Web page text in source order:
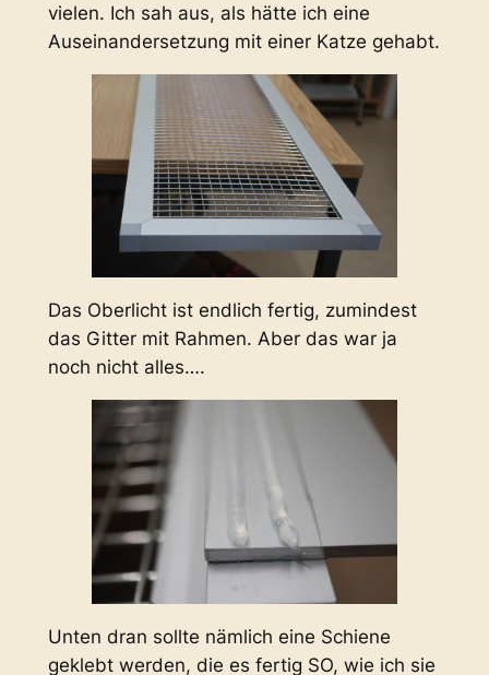
vielen. Ich sah aus, als hätte ich eine
Auseinandersetzung mit einer Katze gehabt.
Das Oberlicht ist endlich fertig, zumindest
das Gitter mit Rahmen. Aber das war ja
noch nicht alles….
Unten dran sollte nämlich eine Schiene
geklebt werden, die es fertig SO, wie ich sie